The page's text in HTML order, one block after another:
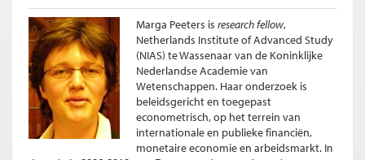
Marga Peeters is research fellow,
Netherlands Institute of Advanced Study
(NIAS) te Wassenaar van de Koninklijke
Nederlandse Academie van
Wetenschappen. Haar onderzoek is
beleidsgericht en toegepast
econometrisch, op het terrein van
internationale en publieke financiën,
monetaire economie en arbeidsmarkt. In